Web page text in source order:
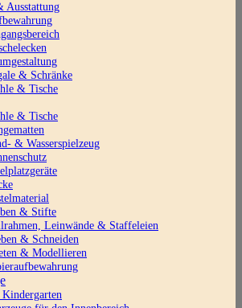
Ausstattung
& Schränke
& Tische
& Tische
& Wasserspielzeug
& Stifte
Leinwände & Staffeleien
& Schneiden
& Modellieren
Kindergarten